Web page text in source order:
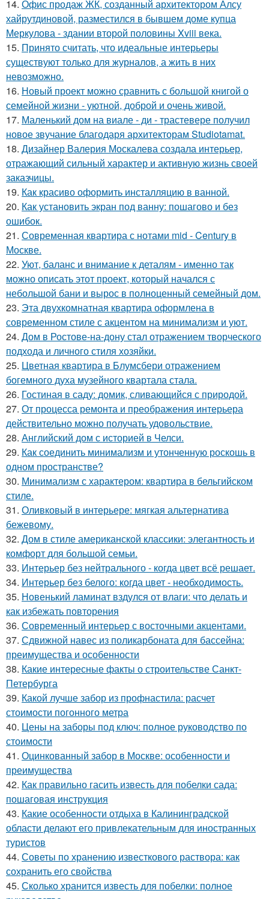
14. Офис продаж ЖК, созданный архитектором Алсу
хайрутдиновой, разместился в бывшем доме купца
Меркулова - здании второй половины Xviii века.
15. Принято считать, что идеальные интерьеры
существуют только для журналов, а жить в них
невозможно.
16. Новый проект можно сравнить с большой книгой о
семейной жизни - уютной, доброй и очень живой.
17. Маленький дом на виале - ди - трастевере получил
новое звучание благодаря архитекторам Studiotamat.
18. Дизайнер Валерия Москалева создала интерьер,
отражающий сильный характер и активную жизнь своей
заказчицы.
19. Как красиво оформить инсталляцию в ванной.
20. Как установить экран под ванну: пошагово и без
ошибок.
21. Современная квартира с нотами mid - Century в
Москве.
22. Уют, баланс и внимание к деталям - именно так
можно описать этот проект, который начался с
небольшой бани и вырос в полноценный семейный дом.
23. Эта двухкомнатная квартира оформлена в
современном стиле с акцентом на минимализм и уют.
24. Дом в Ростове-на-дону стал отражением творческого
подхода и личного стиля хозяйки.
25. Цветная квартира в Блумсбери отражением
богемного духа музейного квартала стала.
26. Гостиная в саду: домик, сливающийся с природой.
27. От процесса ремонта и преображения интерьера
действительно можно получать удовольствие.
28. Английский дом с историей в Челси.
29. Как соединить минимализм и утонченную роскошь в
одном пространстве?
30. Минимализм с характером: квартира в бельгийском
стиле.
31. Оливковый в интерьере: мягкая альтернатива
бежевому.
32. Дом в стиле американской классики: элегантность и
комфорт для большой семьи.
33. Интерьер без нейтрального - когда цвет всё решает.
34. Интерьер без белого: когда цвет - необходимость.
35. Новенький ламинат вздулся от влаги: что делать и
как избежать повторения
36. Современный интерьер с восточными акцентами.
37. Сдвижной навес из поликарбоната для бассейна:
преимущества и особенности
38. Какие интересные факты о строительстве Санкт-
Петербурга
39. Какой лучше забор из профнастила: расчет
стоимости погонного метра
40. Цены на заборы под ключ: полное руководство по
стоимости
41. Оцинкованный забор в Москве: особенности и
преимущества
42. Как правильно гасить известь для побелки сада:
пошаговая инструкция
43. Какие особенности отдыха в Калининградской
области делают его привлекательным для иностранных
туристов
44. Советы по хранению известкового раствора: как
сохранить его свойства
45. Сколько хранится известь для побелки: полное